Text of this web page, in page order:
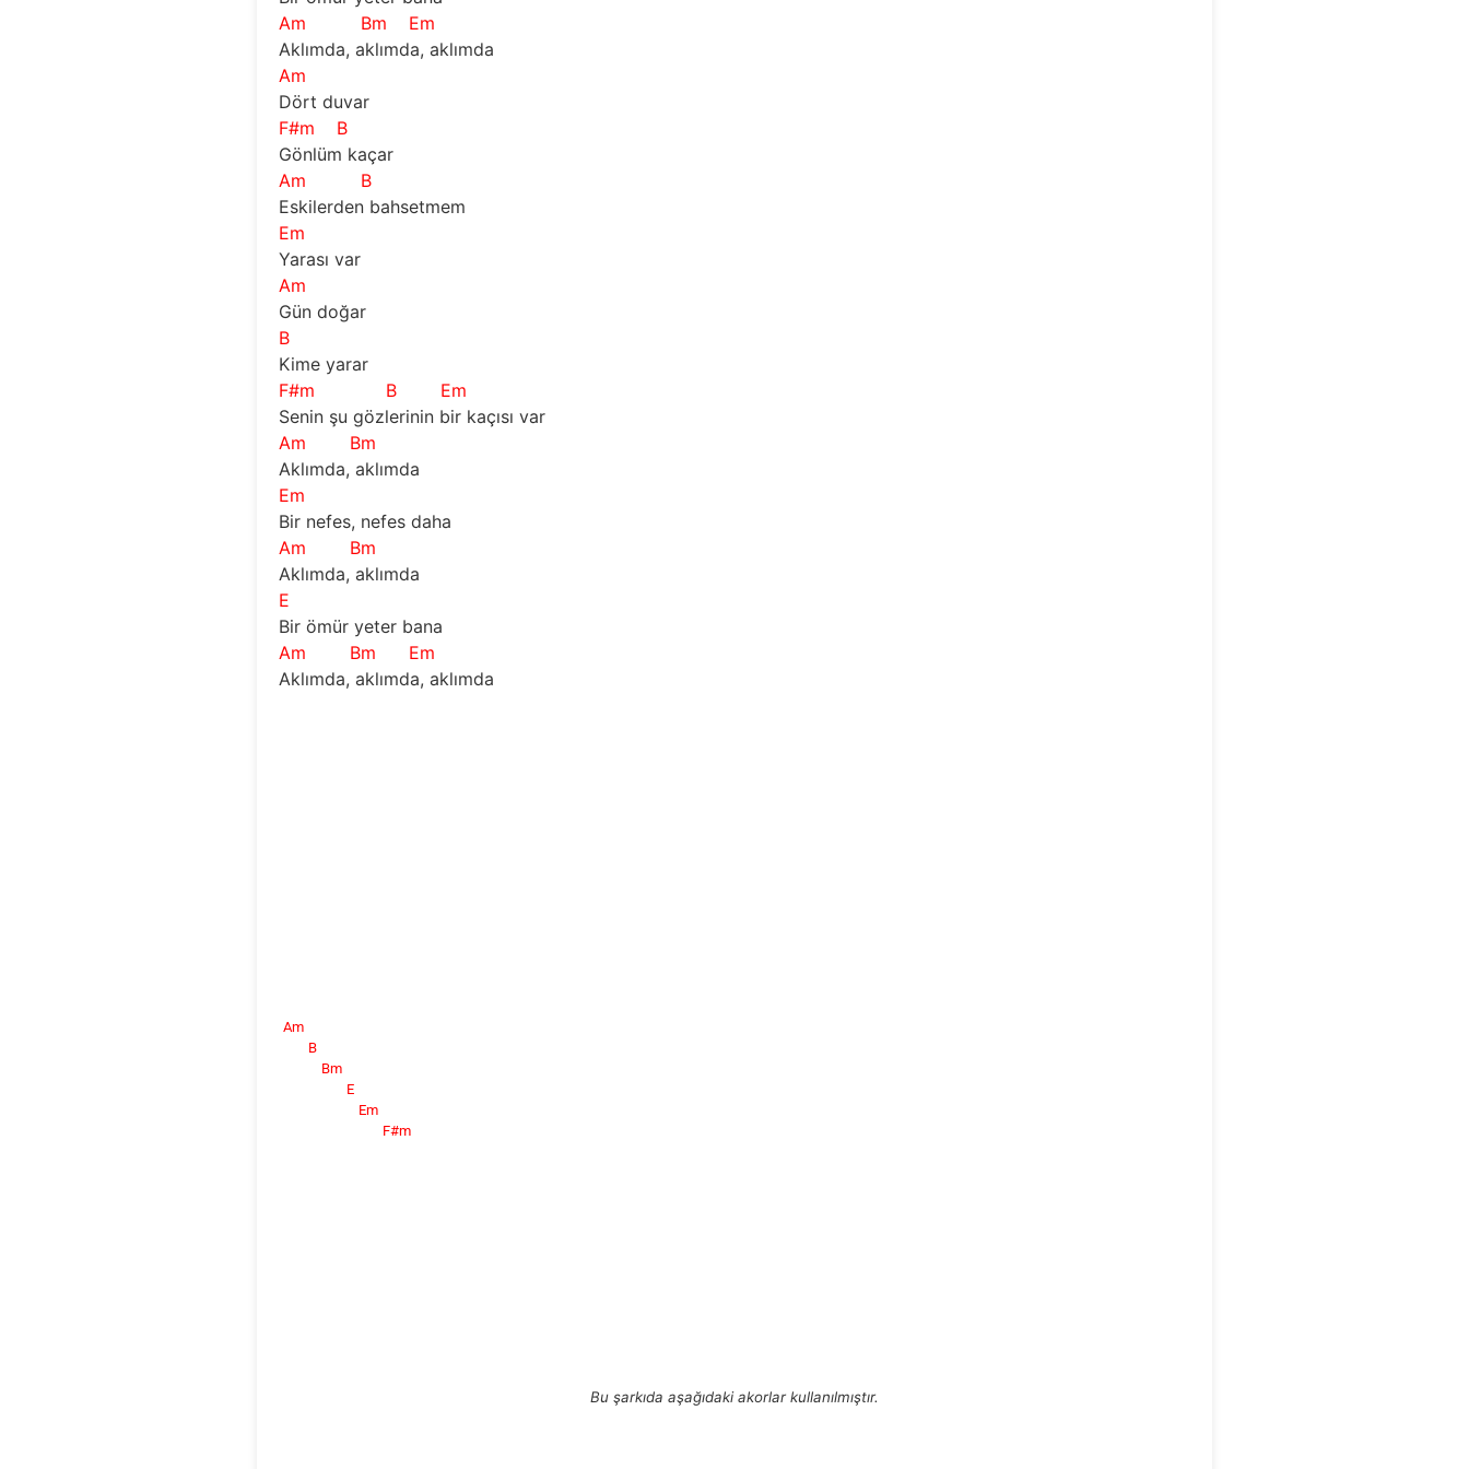
Am
Bm
Em
Aklımda, aklımda, aklımda
Am
Dört duvar
F#m
B
Gönlüm kaçar
Am
B
Eskilerden bahsetmem
Em
Yarası var
Am
Gün doğar
B
Kime yarar
F#m
B
Em
Senin şu gözlerinin bir kaçısı var
Am
Bm
Aklımda, aklımda
Em
Bir nefes, nefes daha
Am
Bm
Aklımda, aklımda
E
Bir ömür yeter bana
Am
Bm
Em
Aklımda, aklımda, aklımda
Am
B
Bm
E
Em
F#m
Bu şarkıda aşağıdaki akorlar kullanılmıştır.